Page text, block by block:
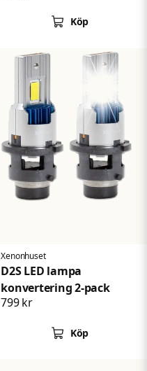
Köp
Xenonhuset
D2S LED lampa
konvertering 2-pack
799 kr
Köp